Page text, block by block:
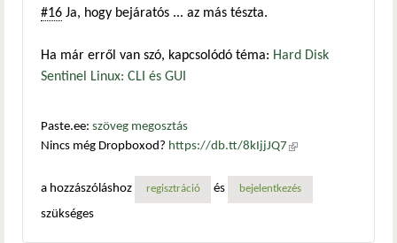
#16 Ja, hogy bejáratós ... az más tészta.
Ha már erről van szó, kapcsolódó téma: Hard Disk
Sentinel Linux: CLI és GUI
Paste.ee: szöveg megosztás
Nincs még Dropboxod? https://db.tt/8kIjjJQ7 (külső
a hozzászóláshoz
regisztráció és bejelentkezés
szükséges